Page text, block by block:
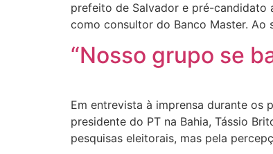
prefeito de Salvador e pré-candidato
como consultor do Banco Master.
“Nosso grupo se
Em entrevista à imprensa durante os
presidente do PT na Bahia, Tássio
pesquisas eleitorais, mas pela